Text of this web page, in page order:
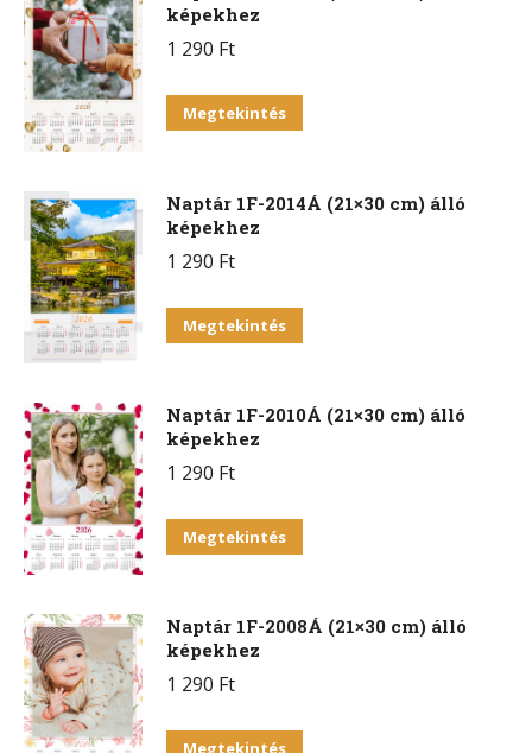
képekhez
1 290 Ft
Megtekintés
Naptár 1F-2014Á (21×30 cm) álló
képekhez
1 290 Ft
Megtekintés
Naptár 1F-2010Á (21×30 cm) álló
képekhez
1 290 Ft
Megtekintés
Naptár 1F-2008Á (21×30 cm) álló
képekhez
1 290 Ft
Megtekintés